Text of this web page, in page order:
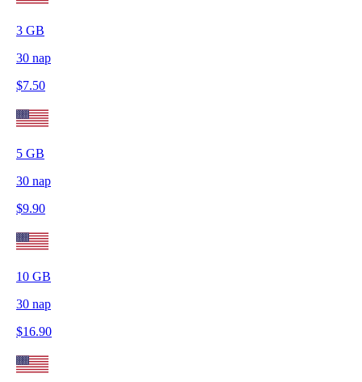
3 GB
30 nap
$7.50
5 GB
30 nap
$9.90
10 GB
30 nap
$16.90